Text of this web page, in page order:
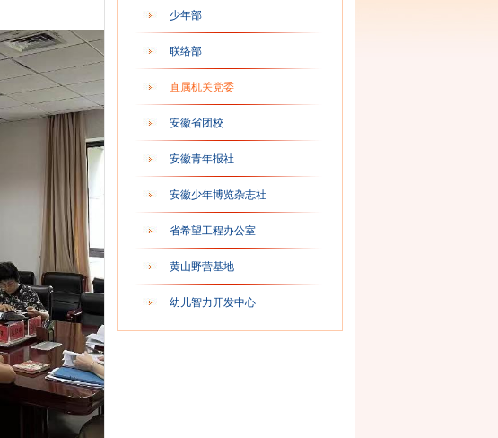
少年部
联络部
直属机关党委
安徽省团校
安徽青年报社
安徽少年博览杂志社
省希望工程办公室
黄山野营基地
幼儿智力开发中心